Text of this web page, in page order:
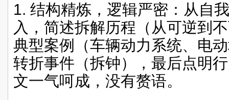
1. 结构精炼，逻辑严密：从自
入，简述拆解历程（从可逆到
典型案例（车辆动力系统、电
转折事件（拆钟），最后点明
文一气呵成，没有赘语。